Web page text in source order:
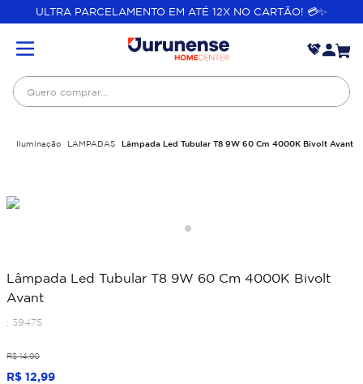
ULTRA PARCELAMENTO EM ATÉ 12X NO CARTÃO! 💳✨
Quero comprar...
Iluminação LAMPADAS Lâmpada Led Tubular T8 9W 60 Cm 4000K Bivolt Avant
Lâmpada Led Tubular T8 9W 60 Cm 4000K Bivolt
Avant
: 39475
R$ 14,90
R$ 12,99